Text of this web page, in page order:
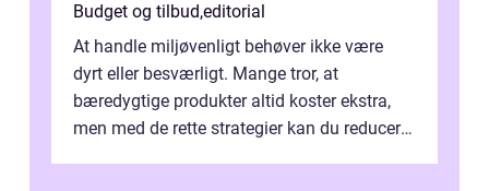
Budget og tilbud,editorial
At handle miljøvenligt behøver ikke være
dyrt eller besværligt. Mange tror, at
bæredygtige produkter altid koster ekstra,
men med de rette strategier kan du reducere